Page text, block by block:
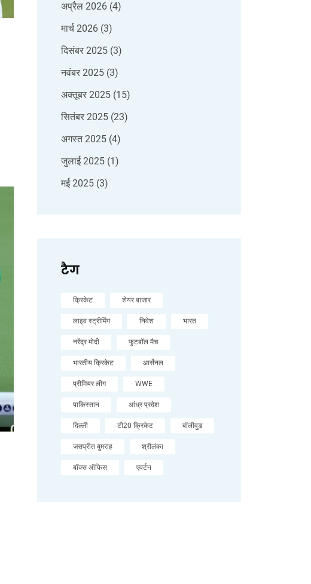
अप्रैल 2026 (4)
मार्च 2026 (3)
दिसंबर 2025 (3)
नवंबर 2025 (3)
अक्तूबर 2025 (15)
सितंबर 2025 (23)
अगस्त 2025 (4)
जुलाई 2025 (1)
मई 2025 (3)
टैग
क्रिकेट शेयर बाजार
लाइव स्ट्रीमिंग निवेश भारत
नरेंद्र मोदी फुटबॉल मैच
भारतीय क्रिकेट आर्सेनल
प्रीमियर लीग WWE
पाकिस्तान आंध्र प्रदेश
दिल्ली टी20 क्रिकेट बॉलीवुड
जसप्रीत बुमराह श्रीलंका
बॉक्स ऑफिस एवर्टन